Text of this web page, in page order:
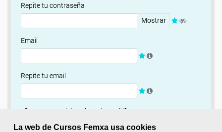
La web de Cursos Femxa usa cookies
Repite tu contraseña
Mostrar
Email
Repite tu email
¿Quieres completar ahora tu perfil?
Si
No, completaré mi perfil más adelante